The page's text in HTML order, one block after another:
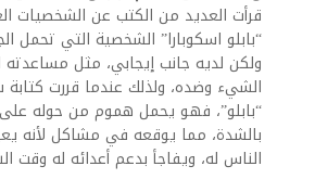
قرأت العديد من الكتب عن الشخصيات
“بابلو اسكوبارا” الشخصية التي تحمل
ولكن لديه جانب إيجابي، مثل
الشيء وضده، ولذلك عندما قررت كتابة
“بابلو”، فهو يحمل هموم من حوله
بالشدة، مما يوقعه في مشاكل لأنه
الناس له، ويفاجأ بدعم أعدائه له وقت